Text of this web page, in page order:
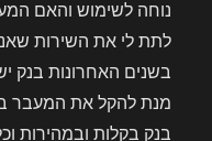
נוחה לשימוש והאם
לתת לי את השירות
בשנים האחרונות בנק
מנת להקל את המעבר
בנק בקלות ובמהירות